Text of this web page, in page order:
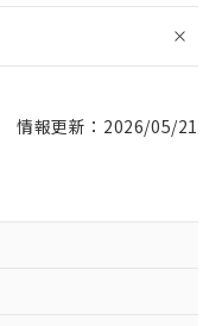
情報更新：2026/05/21